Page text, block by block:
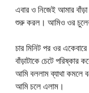
এবার ও নিজেই আমার
শুরু করল। আমিও ওর চুলের
চার মিনিট পর ওর
বাঁড়াটাকে চেটে
আমি বললাম ব্যাথা কমলে
আমি চলে এলাম।